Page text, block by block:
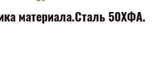
материала.Сталь 50ХФА.